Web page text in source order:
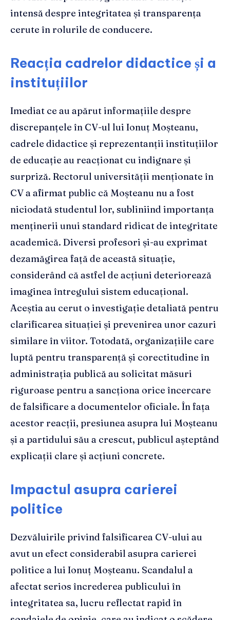
intensă despre integritatea și transparența
cerute în rolurile de conducere.
Reacția cadrelor didactice și a
instituțiilor
Imediat ce au apărut informațiile despre
discrepanțele în CV-ul lui Ionuț Moșteanu,
cadrele didactice și reprezentanții instituțiilor
de educație au reacționat cu indignare și
surpriză. Rectorul universității menționate în
CV a afirmat public că Moșteanu nu a fost
niciodată studentul lor, subliniind importanța
menținerii unui standard ridicat de integritate
academică. Diversi profesori și-au exprimat
dezamăgirea față de această situație,
considerând că astfel de acțiuni deteriorează
imaginea întregului sistem educațional.
Aceștia au cerut o investigație detaliată pentru
clarificarea situației și prevenirea unor cazuri
similare în viitor. Totodată, organizațiile care
luptă pentru transparență și corectitudine în
administrația publică au solicitat măsuri
riguroase pentru a sancționa orice încercare
de falsificare a documentelor oficiale. În fața
acestor reacții, presiunea asupra lui Moșteanu
și a partidului său a crescut, publicul așteptând
explicații clare și acțiuni concrete.
Impactul asupra carierei
politice
Dezvăluirile privind falsificarea CV-ului au
avut un efect considerabil asupra carierei
politice a lui Ionuț Moșteanu. Scandalul a
afectat serios încrederea publicului în
integritatea sa, lucru reflectat rapid în